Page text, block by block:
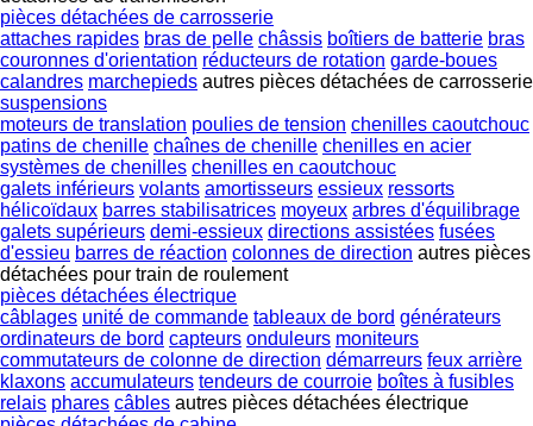
pièces détachées de carrosserie
attaches rapides bras de pelle châssis boîtiers de batterie bras
couronnes d'orientation réducteurs de rotation garde-boues
calandres marchepieds autres pièces détachées de carrosserie
suspensions
moteurs de translation poulies de tension chenilles caoutchouc
patins de chenille chaînes de chenille chenilles en acier
systèmes de chenilles chenilles en caoutchouc
galets inférieurs volants amortisseurs essieux ressorts
hélicoïdaux barres stabilisatrices moyeux arbres d'équilibrage
galets supérieurs demi-essieux directions assistées fusées
d'essieu barres de réaction colonnes de direction autres pièces
détachées pour train de roulement
pièces détachées électrique
câblages unité de commande tableaux de bord générateurs
ordinateurs de bord capteurs onduleurs moniteurs
commutateurs de colonne de direction démarreurs feux arrière
klaxons accumulateurs tendeurs de courroie boîtes à fusibles
relais phares câbles autres pièces détachées électrique